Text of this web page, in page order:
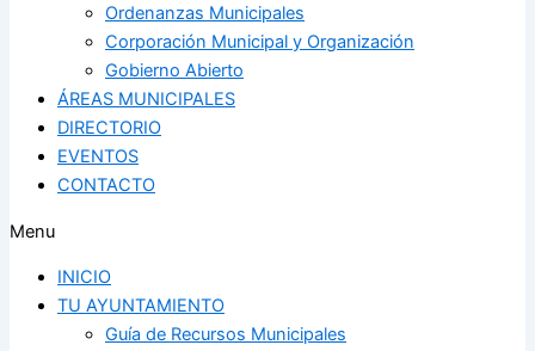
Ordenanzas Municipales
Corporación Municipal y Organización
Gobierno Abierto
ÁREAS MUNICIPALES
DIRECTORIO
EVENTOS
CONTACTO
Menu
INICIO
TU AYUNTAMIENTO
Guía de Recursos Municipales